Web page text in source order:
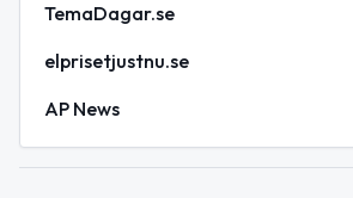
TemaDagar.se
elprisetjustnu.se
AP News